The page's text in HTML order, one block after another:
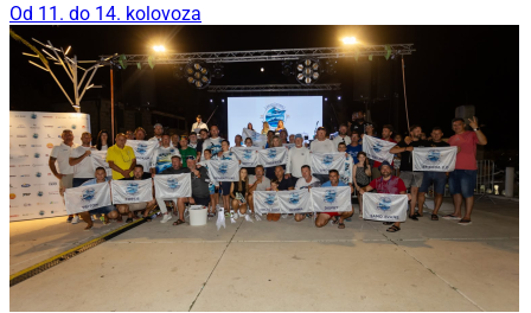
Od 11. do 14. kolovoza